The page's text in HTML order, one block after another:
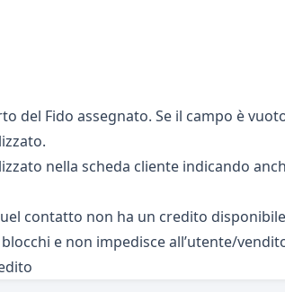
del Fido assegnato. Se il campo è
nella scheda cliente indicando
contatto non ha un credito
e non impedisce all’utente/